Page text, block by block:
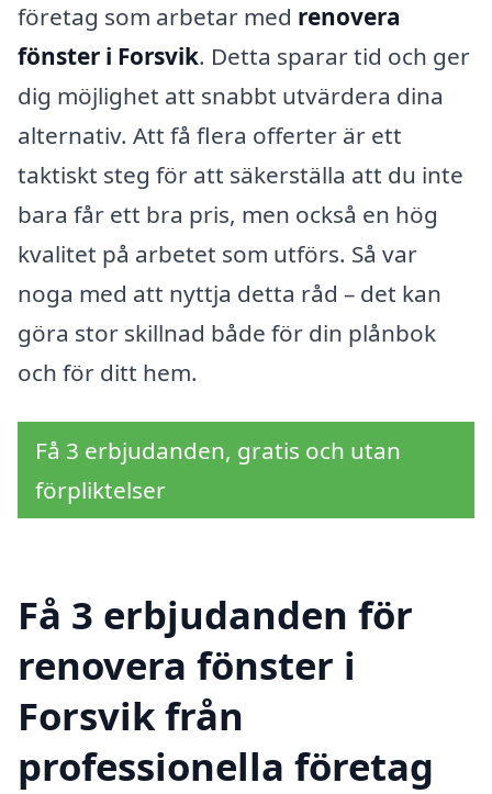
företag som arbetar med renovera
fönster i Forsvik. Detta sparar tid och ger
dig möjlighet att snabbt utvärdera dina
alternativ. Att få flera offerter är ett
taktiskt steg för att säkerställa att du inte
bara får ett bra pris, men också en hög
kvalitet på arbetet som utförs. Så var
noga med att nyttja detta råd – det kan
göra stor skillnad både för din plånbok
och för ditt hem.
Få 3 erbjudanden, gratis och utan
förpliktelser
Få 3 erbjudanden för
renovera fönster i
Forsvik från
professionella företag